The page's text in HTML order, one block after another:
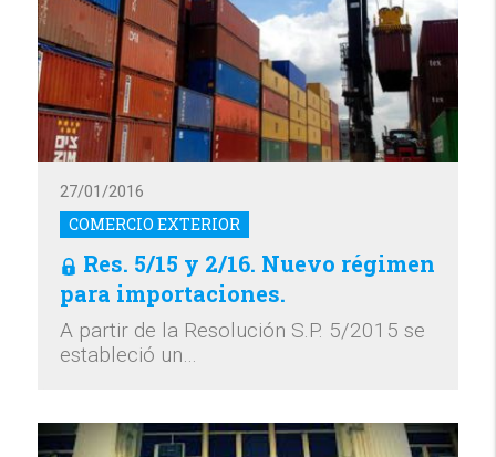
COMERCIO EXTERIOR
27/01/2016
Res. 5/15 y 2/16. Nuevo régimen
para importaciones.
A partir de la Resolución S.P. 5/2015 se
estableció un…